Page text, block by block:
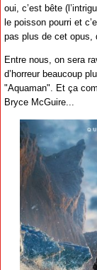
oui, c’est bête
le poisson pourri et
pas plus de cet opus,
Entre nous, on sera
d’horreur beaucoup
"Aquaman". Et ça
Bryce McGuire...